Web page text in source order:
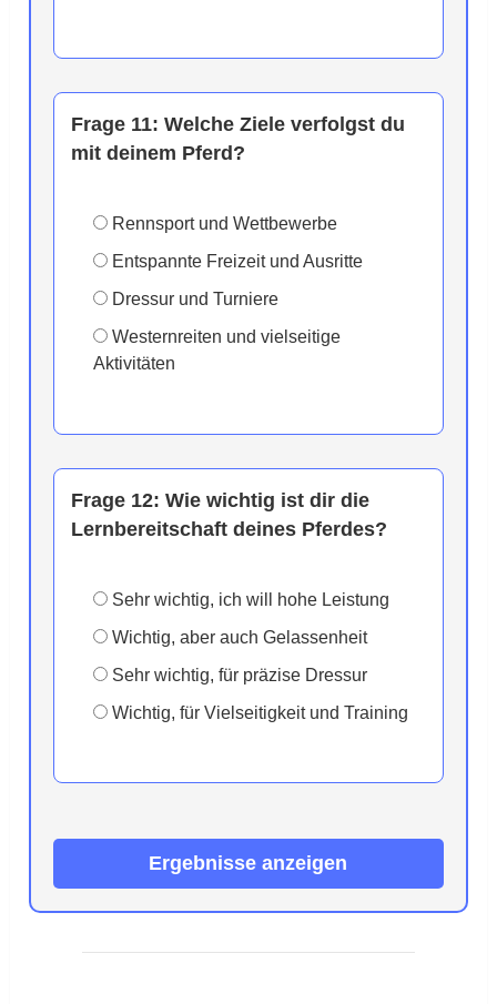
Frage 11: Welche Ziele verfolgst du
mit deinem Pferd?
Rennsport und Wettbewerbe
Entspannte Freizeit und Ausritte
Dressur und Turniere
Westernreiten und vielseitige
Aktivitäten
Frage 12: Wie wichtig ist dir die
Lernbereitschaft deines Pferdes?
Sehr wichtig, ich will hohe Leistung
Wichtig, aber auch Gelassenheit
Sehr wichtig, für präzise Dressur
Wichtig, für Vielseitigkeit und Training
Ergebnisse anzeigen